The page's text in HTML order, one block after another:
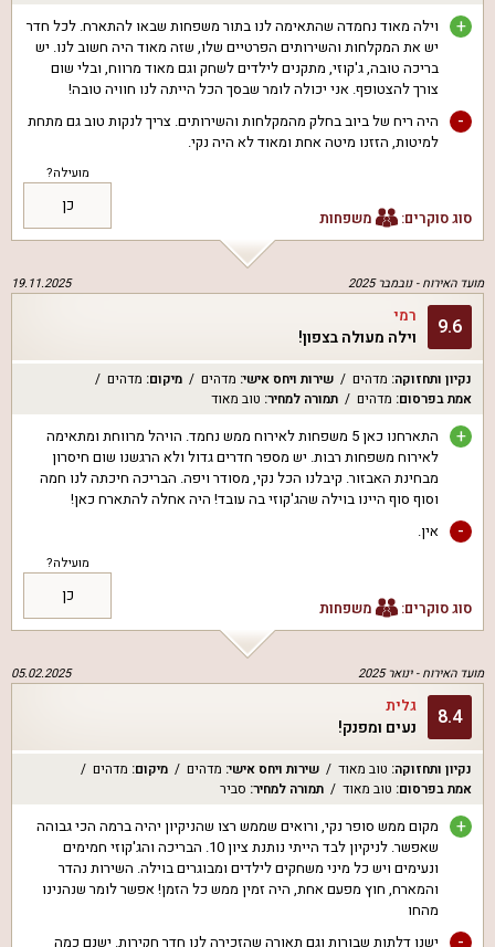
+
וילה מאוד נחמדה שהתאימה לנו בתור משפחות שבאו להתארח. לכל חדר
יש את המקלחות והשירותים הפרטיים שלו, שזה מאוד היה חשוב לנו. יש
בריכה טובה, ג'קוזי, מתקנים לילדים לשחק וגם מאוד מרווח, ובלי שום
צורך להצטופף. אני יכולה לומר שבסך הכל הייתה לנו חוויה טובה!
-
היה ריח של ביוב בחלק מהמקלחות והשירותים. צריך לנקות טוב גם מתחת
למיטות, הזזנו מיטה אחת ומאוד לא היה נקי.
סוג סוקרים: משפחות
מועילה?
כן
מועד האירוח -נובמבר 2025 19.11.2025
9.6 רמי
וילה מעולה בצפון!
נקיון ותחזוקה: מדהים שירות ויחס אישי: מדהים מיקום: מדהים
אמת בפרסום: מדהים תמורה למחיר: טוב מאוד
+
התארחנו כאן 5 משפחות לאירוח ממש נחמד. הויהל מרווחת ומתאימה
לאירוח משפחות רבות. יש מספר חדרים גדול ולא הרגשנו שום חיסרון
מבחינת האבזור. קיבלנו הכל נקי, מסודר ויפה. הבריכה חיכתה לנו חמה
וסוף סוף היינו בוילה שהג'קוזי בה עובד! היה אחלה להתארח כאן!
- אין.
סוג סוקרים: משפחות
מועילה?
כן
מועד האירוח -ינואר 2025 05.02.2025
8.4 גלית
נעים ומפנק!
נקיון ותחזוקה: טוב מאוד שירות ויחס אישי: מדהים מיקום: מדהים
אמת בפרסום: טוב מאוד תמורה למחיר: סביר
+
מקום ממש סופר נקי, ורואים שממש רצו שהניקיון יהיה ברמה הכי גבוהה
שאפשר. לניקיון לבד הייתי נותנת ציון 10. הבריכה והג'קוזי חמימים
ונעימים ויש כל מיני משחקים לילדים ומבוגרים בוילה. השירות נהדר
והמארח, חוץ מפעם אחת, היה זמין ממש כל הזמן! אפשר לומר שנהנינו
מהחו
ישנן דלתות שבורות וגם תאורה שהזכירה לנו חדר חקירות. ישנם כמה